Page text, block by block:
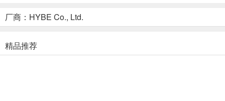
- 贴纸和装饰日记真是风靡一时！
使用专辑封面的贴纸创建您的个人日记主题，以及偏见的可爱而令人
厂商：HYBE Co., Ltd.
精品推荐